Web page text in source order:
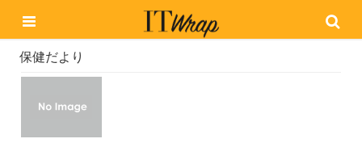
保健だより